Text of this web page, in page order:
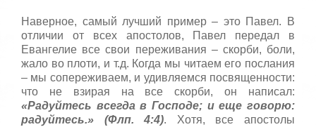
/
5
,
о
ц
е
н
и
е
Наверное, самый лучший пример – это Павел. В
отличии от всех апостолов, Павел передал в
Евангелие все свои переживания – скорби, боли,
жало во плоти, и т.д. Когда мы читаем его послания
– мы сопереживаем, и удивляемся посвященности:
что не взирая на все скорби, он написал:
«Радуйтесь всегда в Господе; и еще говорю:
радуйтесь.» (Флп. 4:4). Хотя, все апостолы